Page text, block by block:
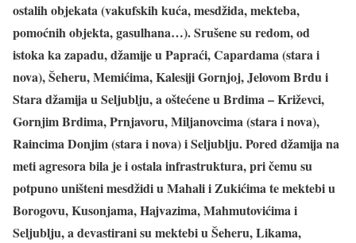
ostalih objekata (vakufskih kuća, mesdžida, mekteba,
pomoćnih objekta, gasulhana…). Srušene su redom, od
istoka ka zapadu, džamije u Papraći, Capardama (stara i
nova), Šeheru, Memićima, Kalesiji Gornjoj, Jelovom Brdu i
Stara džamija u Seljublju, a oštećene u Brdima – Križevci,
Gornjim Brdima, Prnjavoru, Miljanovcima (stara i nova),
Raincima Donjim (stara i nova) i Seljublju. Pored džamija na
meti agresora bila je i ostala infrastruktura, pri čemu su
potpuno uništeni mesdžidi u Mahali i Zukićima te mektebi u
Borogovu, Kusonjama, Hajvazima, Mahmutovićima i
Seljublju, a devastirani su mektebi u Šeheru, Likama,